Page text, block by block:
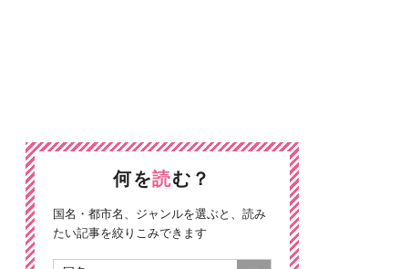
何を読む？
国名・都市名、ジャンルを選ぶと、読み
たい記事を絞りこみできます